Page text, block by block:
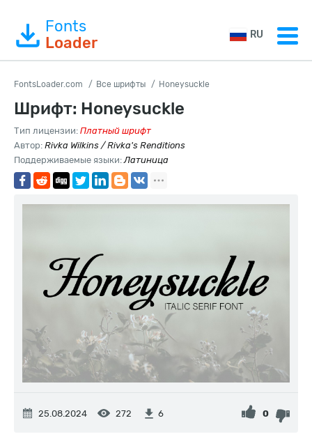
Fonts
Loader
RU
FontsLoader.com Все шрифты Honeysuckle
Шрифт: Honeysuckle
Тип лицензии: Платный шрифт
Автор: Rivka Wilkins / Rivka's Renditions
Поддерживаемые языки:Латиница
25.08.2024 272 6 0